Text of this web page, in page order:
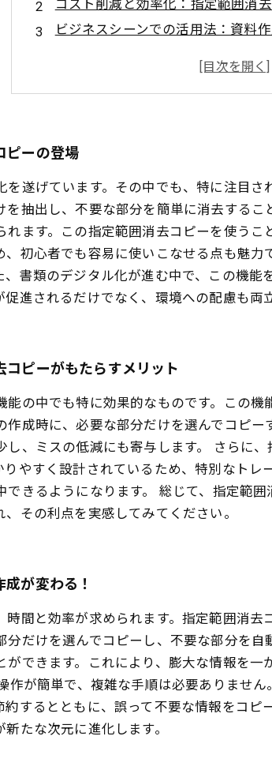
コスト削減と効率化：指定範囲消
ビジネスシーンでの活用法：資料
ピーの登場
遂げています。その中でも、特に注目
を抽出し、不要な部分を簡単に消去する
ます。この指定範囲消去コピーを使う
、初心者でも容易に使いこなせる点も魅
、書類のデジタル化が進む中で、この機
進されるだけでなく、環境への配慮も両
ピーがもたらすメリット
の中でも特に効果的なものです。この
成時に、必要な部分だけを選んでコピ
、ミスの低減にも寄与します。 さらに
やすく設計されているため、特別なト
きるようになります。 総じて、指定範
その利点を実感してみてください。
が変わる！
間と効率が求められます。指定範囲消
分だけを選んでコピーし、不要な部分を
できます。これにより、膨大な情報を
作が簡単で、複雑な手順は必要ありませ
するとともに、誤って不要な情報をコ
たな次元に進化します。